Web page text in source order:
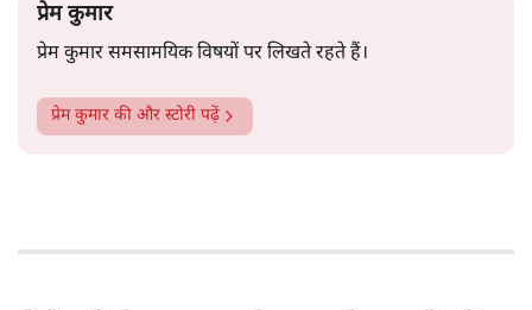
प्रेम कुमार
प्रेम कुमार समसामयिक विषयों पर लिखते रहते हैं।
प्रेम कुमार की और स्टोरी पढ़ें